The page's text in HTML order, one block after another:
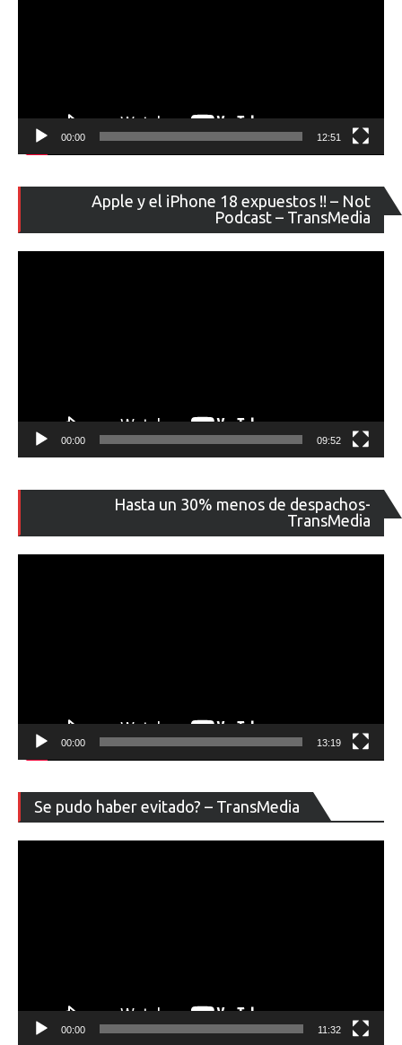
00:00 12:51
Apple y el iPhone 18 expuestos !! – Not
Podcast – TransMedia
de
00:00 09:52
Hasta un 30% menos de despachos-
TransMedia
de
00:00 13:19
Se pudo haber evitado? – TransMedia
de
00:00 11:32